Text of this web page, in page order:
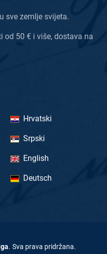
sve zemlje svijeta.
od 50 € i više, dostava na
Hrvatski
Srpski
English
Deutsch
. Sva prava pridržana.